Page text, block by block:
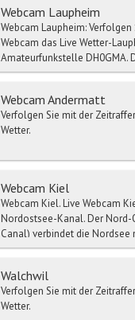
Webcam Laupheim
Webcam Laupheim:
Webcam das Live Wetter-
Amateurfunkstelle DH0GMA.
Webcam Andermatt
Verfolgen Sie mit der
Wetter.
Webcam Kiel
Webcam Kiel. Live Webcam
Nordostsee-Kanal. Der
Canal) verbindet die Nordsee
Walchwil
Verfolgen Sie mit der
Wetter.